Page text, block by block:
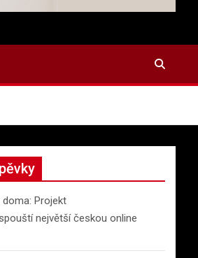
Projekt
největší českou online